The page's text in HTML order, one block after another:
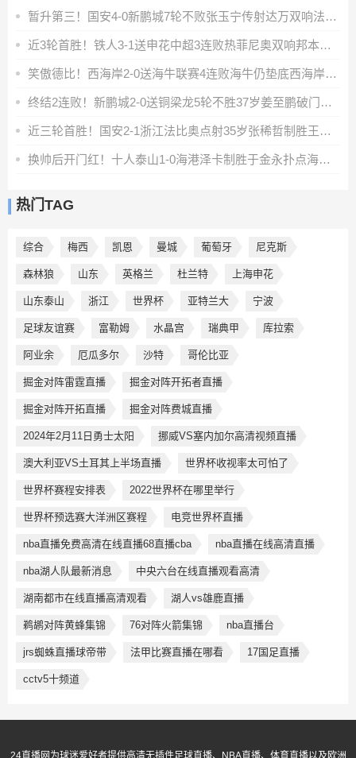
暂升第三！国安4-0新鹏城7轮不败张玉宁传射达万双响法比奥破门
近3轮首胜！铁人3-1送申花中超3连败热菲尼奥双响邦本宜裕传射
笑傲德比！西海岸2-0送海牛联赛4连败海牛仍垫底西海岸升至第二
终结2连败！新鹏城2-0送铜梁龙5轮不胜37岁姜至鹏破门韦斯利建功
近三轮首胜！国安2-1浙江法比奥点射35岁张稀哲制胜王钰栋送助攻
换帅后开门红！十人泰山1-0海港泽卡制胜于金永扑点海港三球被吹
热门TAG
综合 梅西 凯恩 曼城 葡萄牙 尼克斯
森林狼 山东 英格兰 杜兰特 上海申花
山东泰山 浙江 世界杯 亚特兰大 宁波
足球友谊赛 富勒姆 水晶宫 瑞典甲 库拉索
阿业余 厄瓜多尔 沙特 哥伦比亚
掘金对阵雷霆直播 掘金对阵开拓者直播
掘金对阵开拓直播 掘金对阵费城直播
2024年2月11日勇士太阳 挪威VS塞内加尔高清视频直播
澳大利亚VS土耳其上半场直播 世界杯收视率太可怕了
世界杯赛程安排表 2022世界杯在哪里举行
世界杯预选赛大洋洲区赛程 ‌电竞世界杯直播
nba直播免费高清在线直播68直播cba nba直播在线高清直播
nba湖人队最新消息 中央六台在线直播观看高清
湖南都市在线直播高清观看 湖人vs雄鹿直播
鹈鹕对阵黄蜂集锦 76对阵火箭集锦 nba直播台
jrs蜘蛛直播球帝带 法甲比赛直播在哪看 17国足直播
cctv5十频道
24直播网为球迷爱好者提供高清无插件足球直播、NBA直播、体育直播以及欧洲